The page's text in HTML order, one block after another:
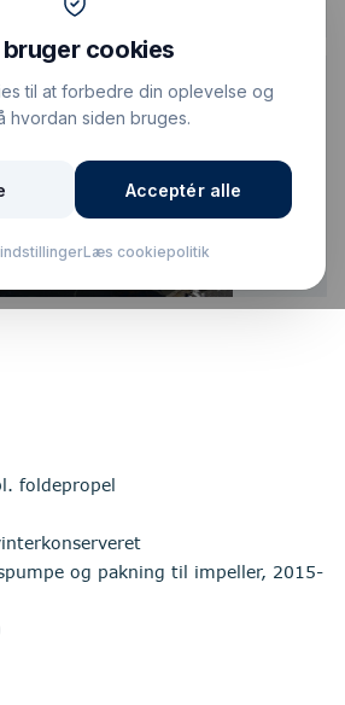
foldepropel
og pakning til impeller, 2015-